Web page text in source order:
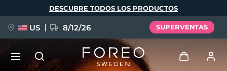
DESCUBRE TODOS LOS PRODUCTOS
US 8/12/26 SUPERVENTAS